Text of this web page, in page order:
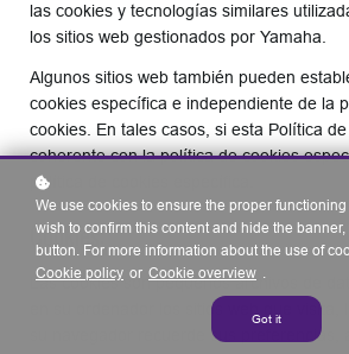
las cookies y tecnologías similares
los sitios web gestionados por Yamaha.
Algunos sitios web también pueden
cookies específica e independiente de la
cookies. En tales casos, si esta Política
coherente con la política de cookies
política de cookies específica.
Cookies:
Las cookies son pequeños archivos de
en su ordenador los sitios web que visita,
su navegador recuerde sus preferencias,
We use cookies to ensure the proper
wish to confirm this content and hide the banner,
button. For more information about the use of
Cookie policy or Cookie overview .
Got it